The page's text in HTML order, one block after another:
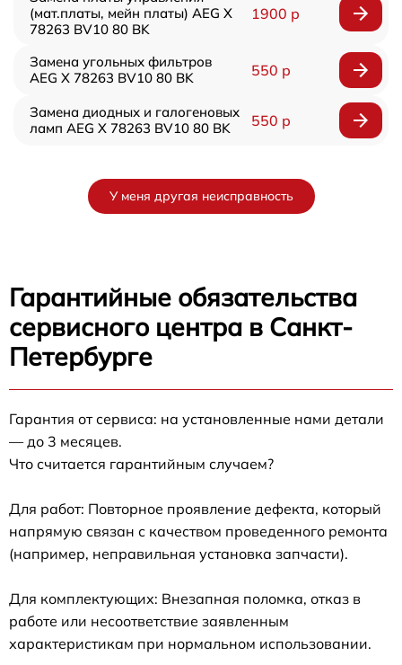
(мат.платы, мейн платы) AEG X
78263 BV10 80 BK
1900 р
Замена угольных фильтров
AEG X 78263 BV10 80 BK
550 р
Замена диодных и галогеновых
ламп AEG X 78263 BV10 80 BK
550 р
У меня другая неисправность
Гарантийные обязательства
сервисного центра в Санкт-
Петербурге
Гарантия от сервиса: на установленные нами детали
— до 3 месяцев.
Что считается гарантийным случаем?
Для работ: Повторное проявление дефекта, который
напрямую связан с качеством проведенного ремонта
(например, неправильная установка запчасти).
Для комплектующих: Внезапная поломка, отказ в
работе или несоответствие заявленным
характеристикам при нормальном использовании.